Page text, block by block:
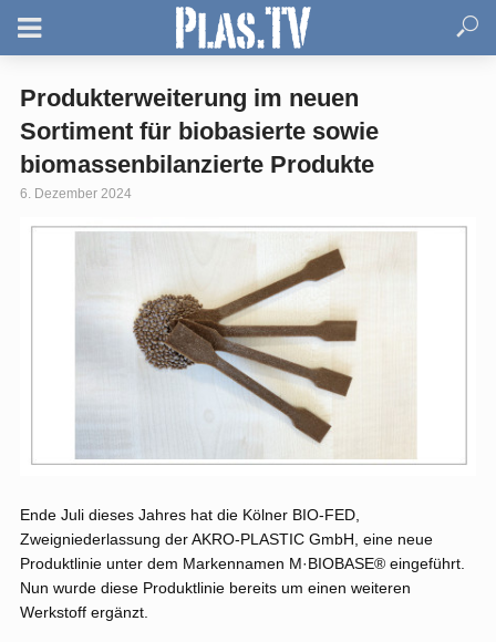
Produkterweiterung im neuen
Sortiment für biobasierte sowie
biomassenbilanzierte Produkte
6. Dezember 2024
Ende Juli dieses Jahres hat die Kölner BIO-FED,
Zweigniederlassung der AKRO-PLASTIC GmbH, eine neue
Produktlinie unter dem Markennamen M·BIOBASE® eingeführt.
Nun wurde diese Produktlinie bereits um einen weiteren
Werkstoff ergänzt.